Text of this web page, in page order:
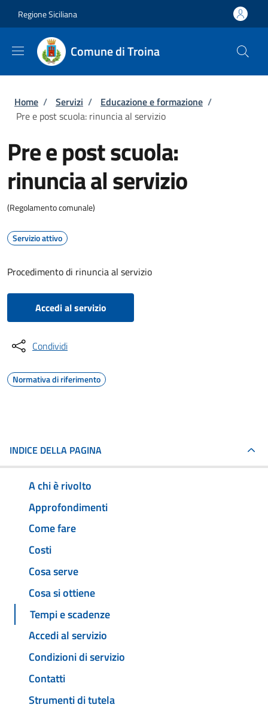
Regione Siciliana
Comune di Troina
Briciole di pane
Home / Servizi / Educazione e formazione /
Pre e post scuola: rinuncia al servizio
Pre e post scuola:
rinuncia al servizio
(Regolamento comunale)
Servizio attivo
Procedimento di rinuncia al servizio
Accedi al servizio
Condividi
Normativa di riferimento
INDICE DELLA PAGINA
A chi è rivolto
Approfondimenti
Come fare
Costi
Cosa serve
Cosa si ottiene
Tempi e scadenze
Accedi al servizio
Condizioni di servizio
Contatti
Strumenti di tutela